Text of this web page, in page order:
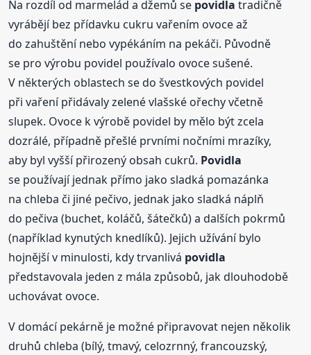
Na rozdíl od marmelád a džemů se povidla tradičně
vyrábějí bez přídavku cukru vařením ovoce až
do zahuštění nebo vypékáním na pekáči. Původně
se pro výrobu povidel používalo ovoce sušené.
V některých oblastech se do švestkových povidel
při vaření přidávaly zelené vlašské ořechy včetně
slupek. Ovoce k výrobě povidel by mělo být zcela
dozrálé, případně přešlé prvními nočními mrazíky,
aby byl vyšší přirozený obsah cukrů. Povidla
se používají jednak přímo jako sladká pomazánka
na chleba či jiné pečivo, jednak jako sladká náplň
do pečiva (buchet, koláčů, šátečků) a dalších pokrmů
(například kynutých knedlíků). Jejich užívání bylo
hojnější v minulosti, kdy trvanlivá povidla
představovala jeden z mála způsobů, jak dlouhodobě
uchovávat ovoce.
V domácí pekárně je možné připravovat nejen několik
druhů chleba (bílý, tmavý, celozrnný, francouzský,